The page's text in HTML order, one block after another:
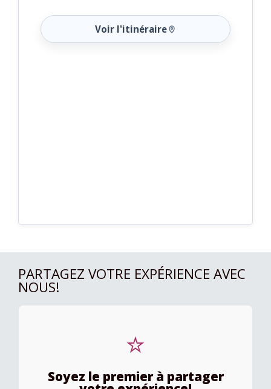
Voir l'itinéraire
PARTAGEZ VOTRE EXPÉRIENCE AVEC
NOUS!
⭐
Soyez le premier à partager